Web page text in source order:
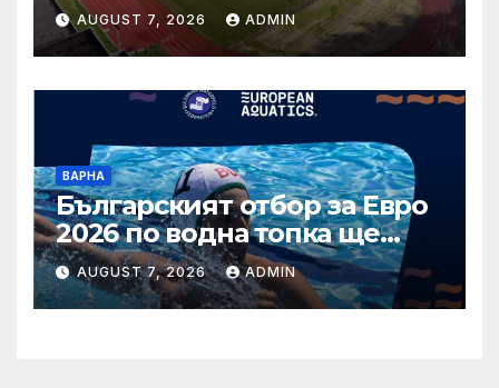
около тренировъчния
терен на стадион „Берое“
се осъществява само чрез
електронно плащане
AUGUST 7, 2026 ADMIN
ВАРНА
Българският отбор за Евро
2026 по водна топка ще
бъде обявен на 7 август
AUGUST 7, 2026 ADMIN